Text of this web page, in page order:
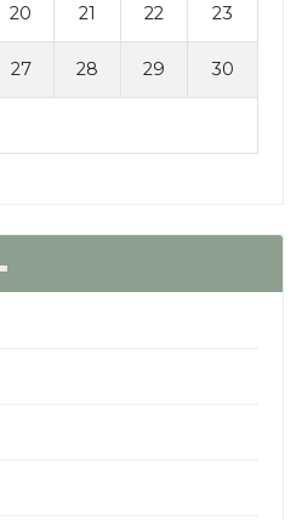
20 21 22 23
27 28 29 30